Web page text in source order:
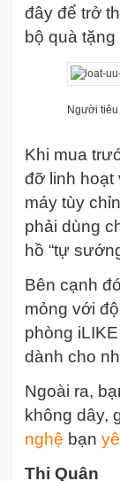
đây để trở
bộ quà
Người
Khi mua
đỡ linh hoạt
máy tùy
phải dùng
hồ “tự
Bên cạnh
mỏng với
phòng
dành cho
Ngoài ra,
không dây,
nghệ bạn
Thi Quân